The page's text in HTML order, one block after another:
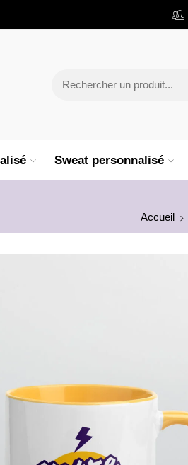
Sweat personnalisé
Accueil